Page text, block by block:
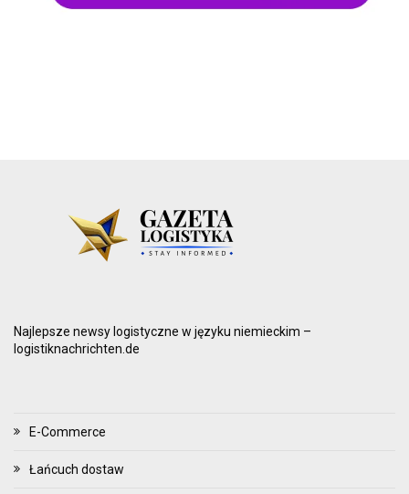
Najlepsze newsy logistyczne w języku niemieckim –
logistiknachrichten.de
E-Commerce
Łańcuch dostaw